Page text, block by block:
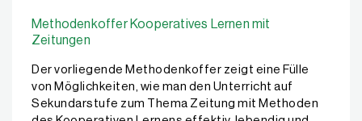
Methodenkoffer Kooperatives Lernen mit
Zeitungen
Der vorliegende Methodenkoffer zeigt eine Fülle
von Möglichkeiten, wie man den Unterricht auf
Sekundarstufe zum Thema Zeitung mit Methoden